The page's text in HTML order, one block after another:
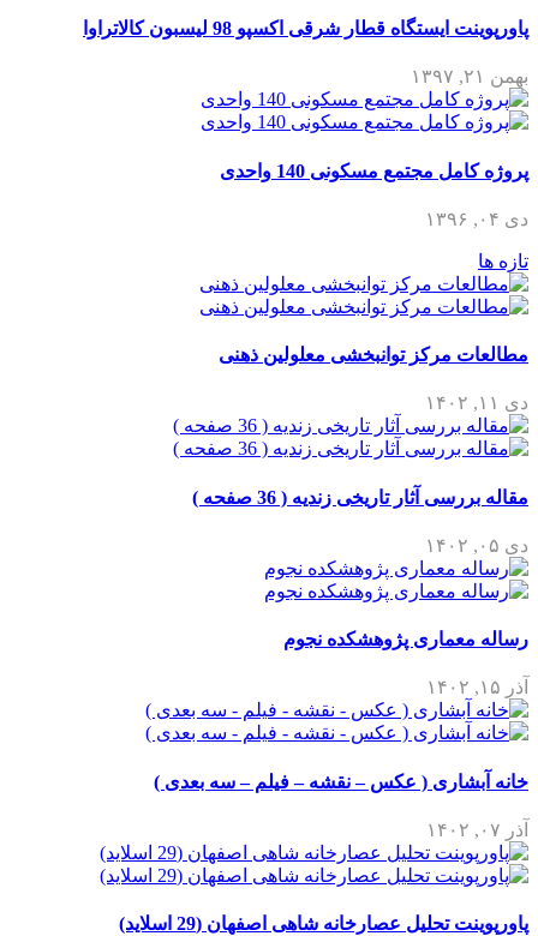
پاورپوینت ایستگاه قطار شرقی اکسپو 98 لیسبون کالاتراوا
بهمن ۲۱, ۱۳۹۷
پروژه کامل مجتمع مسکونی 140 واحدی
دی ۰۴, ۱۳۹۶
تازه ها
مطالعات مرکز توانبخشی معلولین ذهنی
دی ۱۱, ۱۴۰۲
مقاله بررسی آثار تاریخی زندیه ( 36 صفحه )
دی ۰۵, ۱۴۰۲
رساله معماری پژوهشکده نجوم
آذر ۱۵, ۱۴۰۲
خانه آبشاری ( عکس – نقشه – فیلم – سه بعدی )
آذر ۰۷, ۱۴۰۲
پاورپوینت تحلیل عصارخانه شاهی اصفهان (29 اسلاید)